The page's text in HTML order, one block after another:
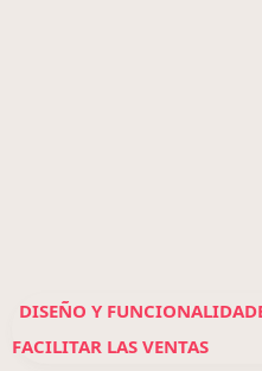
DISEÑO Y
FACILITAR LAS VENTAS